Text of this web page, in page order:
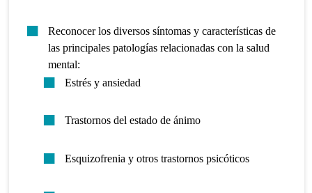
Reconocer los diversos síntomas y características de
las principales patologías relacionadas con la salud
mental:
Estrés y ansiedad
Trastornos del estado de ánimo
Esquizofrenia y otros trastornos psicóticos